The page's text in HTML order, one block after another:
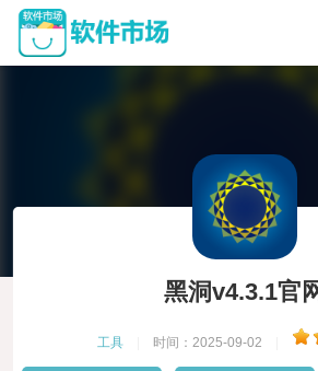
黑洞v4.3.1官
工具 时间：2025-09-02